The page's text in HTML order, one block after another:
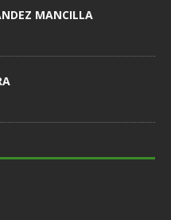
MANCILLA